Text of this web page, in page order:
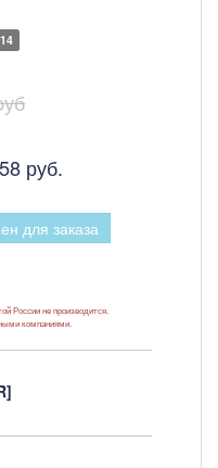
руб.
для заказа
России не производится.
компаниями.